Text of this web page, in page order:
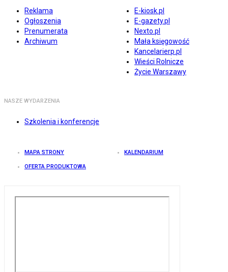
Reklama
Ogłoszenia
Prenumerata
Archiwum
E-kiosk.pl
E-gazety.pl
Nexto.pl
Mała księgowość
Kancelarierp.pl
Wieści Rolnicze
Życie Warszawy
NASZE WYDARZENIA
Szkolenia i konferencje
MAPA STRONY KALENDARIUM
OFERTA PRODUKTOWA